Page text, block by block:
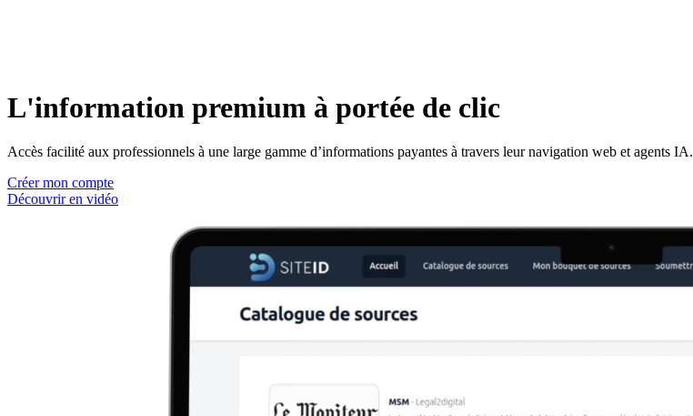
L'information premium à portée de clic
Accès facilité aux professionnels à une large gamme d’informations payantes à travers leur navigation web et agents IA.
Créer mon compte
Découvrir en vidéo